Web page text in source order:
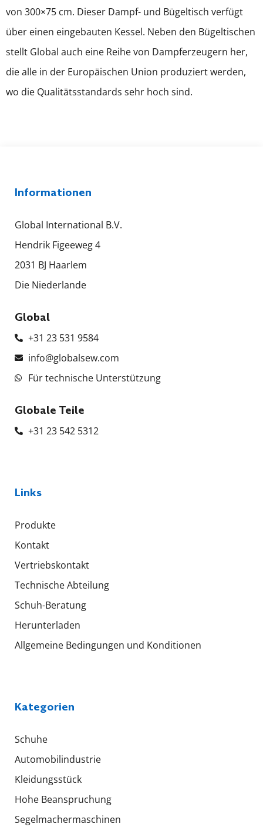
von 300×75 cm. Dieser Dampf- und Bügeltisch verfügt
über einen eingebauten Kessel. Neben den Bügeltischen
stellt Global auch eine Reihe von Dampferzeugern her,
die alle in der Europäischen Union produziert werden,
wo die Qualitätsstandards sehr hoch sind.
Informationen
Global International B.V.
Hendrik Figeeweg 4
2031 BJ Haarlem
Die Niederlande
Global
+31 23 531 9584
info@globalsew.com
Für technische Unterstützung
Globale Teile
+31 23 542 5312
Links
Produkte
Kontakt
Vertriebskontakt
Technische Abteilung
Schuh-Beratung
Herunterladen
Allgemeine Bedingungen und Konditionen
Kategorien
Schuhe
Automobilindustrie
Kleidungsstück
Hohe Beanspruchung
Segelmachermaschinen